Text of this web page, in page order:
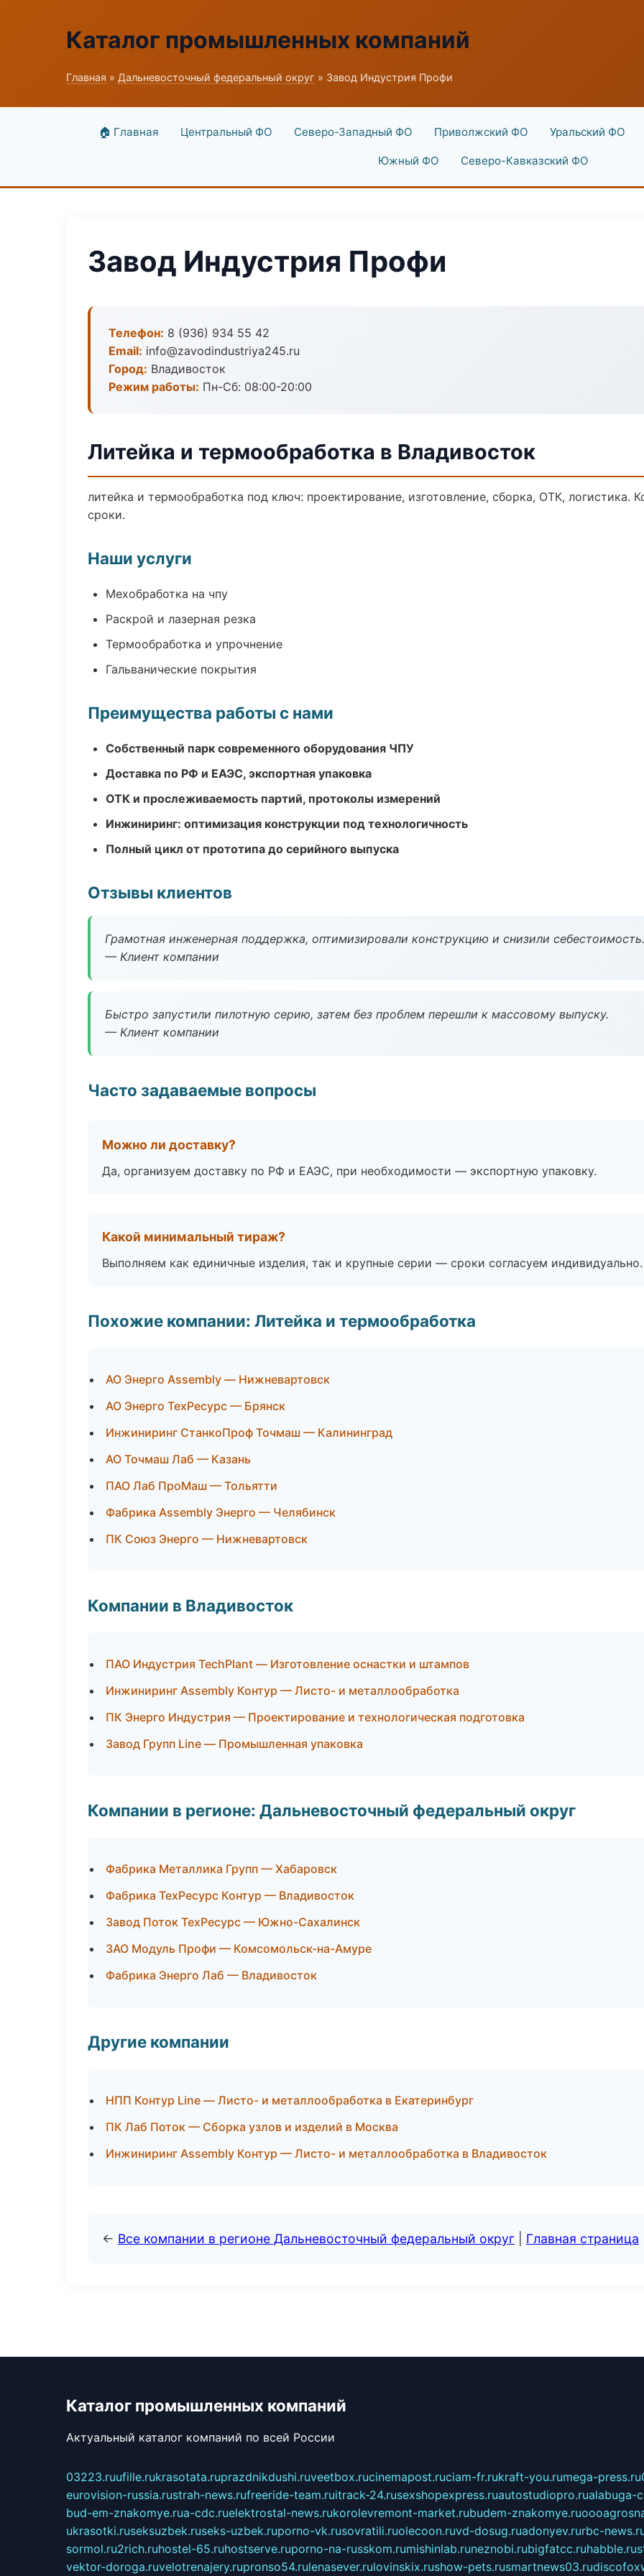
Каталог промышленных компаний
Главная » Дальневосточный федеральный округ » Завод Индустрия Профи
🏠 Главная Центральный ФО Северо-Западный ФО Приволжский ФО Уральский ФО
Южный ФО Северо-Кавказский ФО
Завод Индустрия Профи
Телефон: 8 (936) 934 55 42
Email: info@zavodindustriya245.ru
Город: Владивосток
Режим работы: Пн-Сб: 08:00-20:00
Литейка и термообработка в Владивосток
литейка и термообработка под ключ: проектирование, изготовление, сборка, ОТК, логистика.
сроки.
Наши услуги
Мехобработка на чпу
Раскрой и лазерная резка
Термообработка и упрочнение
Гальванические покрытия
Преимущества работы с нами
Собственный парк современного оборудования ЧПУ
Доставка по РФ и ЕАЭС, экспортная упаковка
ОТК и прослеживаемость партий, протоколы измерений
Инжиниринг: оптимизация конструкции под технологичность
Полный цикл от прототипа до серийного выпуска
Отзывы клиентов
Грамотная инженерная поддержка, оптимизировали конструкцию и снизили себестоимость.
— Клиент компании
Быстро запустили пилотную серию, затем без проблем перешли к массовому выпуску.
— Клиент компании
Часто задаваемые вопросы
Можно ли доставку?
Да, организуем доставку по РФ и ЕАЭС, при необходимости — экспортную упаковку.
Какой минимальный тираж?
Выполняем как единичные изделия, так и крупные серии — сроки согласуем индивидуально.
Похожие компании: Литейка и термообработка
АО Энерго Assembly — Нижневартовск
АО Энерго ТехРесурс — Брянск
Инжиниринг СтанкоПроф Точмаш — Калининград
АО Точмаш Лаб — Казань
ПАО Лаб ПроМаш — Тольятти
Фабрика Assembly Энерго — Челябинск
ПК Союз Энерго — Нижневартовск
Компании в Владивосток
ПАО Индустрия TechPlant — Изготовление оснастки и штампов
Инжиниринг Assembly Контур — Листо- и металлообработка
ПК Энерго Индустрия — Проектирование и технологическая подготовка
Завод Групп Line — Промышленная упаковка
Компании в регионе: Дальневосточный федеральный округ
Фабрика Металлика Групп — Хабаровск
Фабрика ТехРесурс Контур — Владивосток
Завод Поток ТехРесурс — Южно-Сахалинск
ЗАО Модуль Профи — Комсомольск-на-Амуре
Фабрика Энерго Лаб — Владивосток
Другие компании
НПП Контур Line — Листо- и металлообработка в Екатеринбург
ПК Лаб Поток — Сборка узлов и изделий в Москва
Инжиниринг Assembly Контур — Листо- и металлообработка в Владивосток
← Все компании в регионе Дальневосточный федеральный округ Главная страница
Каталог промышленных компаний
Актуальный каталог компаний по всей России
03223.ruufille.rukrasotata.ruprazdnikdushi.ruveetbox.rucinemapost.ruciam-fr.rukraft-you.rumega-press.ru
eurovision-russia.rustrah-news.rufreeride-team.ruitrack-24.rusexshopexpress.ruautostudiopro.rualabuga-
bud-em-znakomye.rua-cdc.ruelektrostal-news.rukorolevremont-market.rubudem-znakomye.ru
ukrasotki.ruseksuzbek.ruseks-uzbek.ruporno-vk.rusovratili.ruolecoon.ruvd-dosug.ruadonyev.rurbc-
sormol.ru2rich.ruhostel-65.ruhostserve.ruporno-na-russkom.rumishinlab.runeznobi.rubigfatcc.ruhabble.ru
vektor-doroga.ruvelotrenajery.rupronso54.rulenasever.rulovinskix.rushow-pets.rusmartnews03.ru